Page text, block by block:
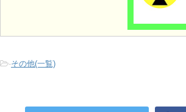
-その他(一覧)